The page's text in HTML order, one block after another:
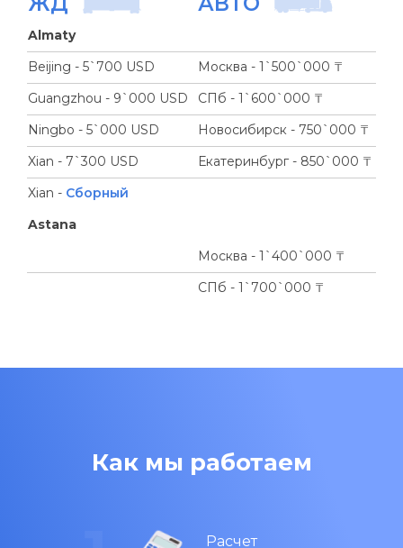
Almaty
Beijing - 5`700 USD
Москва - 1`500`000 ₸
Guangzhou - 9`000 USD
СПб - 1`600`000 ₸
Ningbo - 5`000 USD
Новосибирск - 750`000 ₸
Xian - 7`300 USD
Екатеринбург - 850`000 ₸
Xian - Сборный
Astana
Москва - 1`400`000 ₸
СПб - 1`700`000 ₸
Как мы работаем
Расчет